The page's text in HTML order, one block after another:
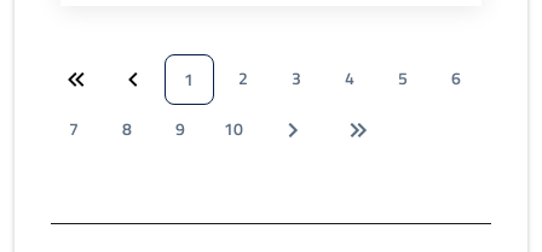
1 2 3 4 5
6
7
8 9 10